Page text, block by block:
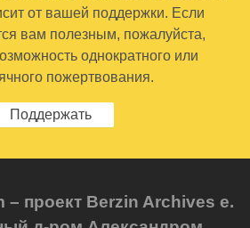
от вашей поддержки. Если
вам полезным, пожалуйста,
однократного или
пожертвования.
Поддержать
проект Berzin Archives e.